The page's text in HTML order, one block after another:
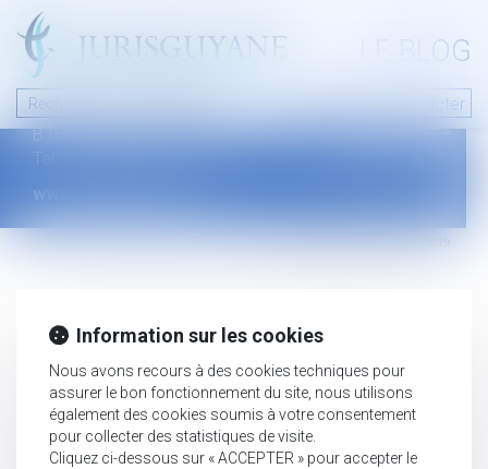
LE BLOG
Nous contacter
46 avenue de la liberté
B.P.315 - 97327 Cayenne Cedex
Tel : +594 594 29 45 35
www.jurisguyane.com
Mentions légales
Information sur les cookies
Nous avons recours à des cookies techniques pour
assurer le bon fonctionnement du site, nous utilisons
également des cookies soumis à votre consentement
pour collecter des statistiques de visite.
Cliquez ci-dessous sur « ACCEPTER » pour accepter le